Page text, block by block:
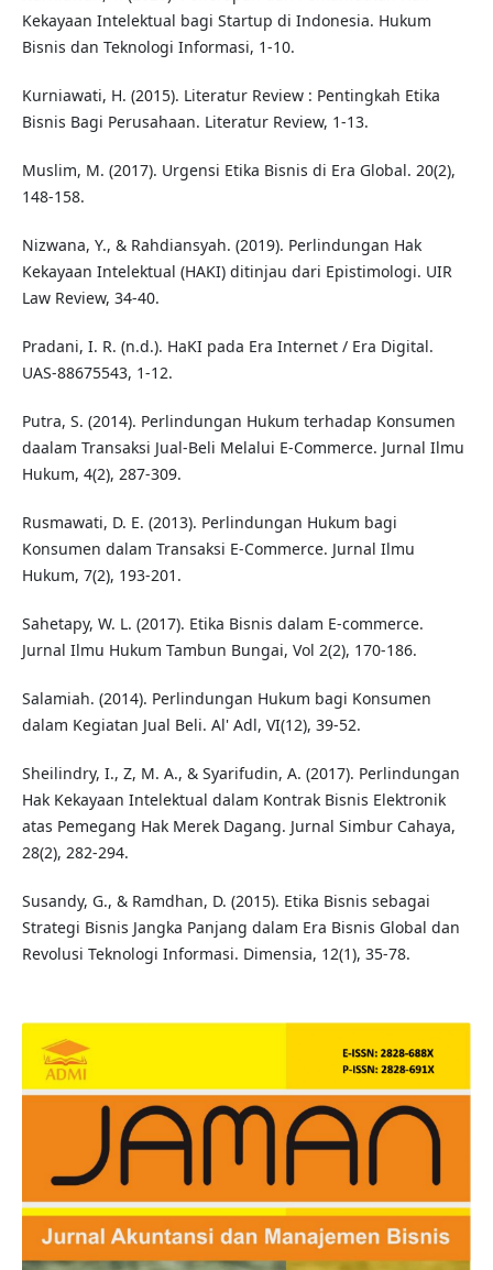
Kekayaan Intelektual bagi Startup di Indonesia. Hukum
Bisnis dan Teknologi Informasi, 1-10.
Kurniawati, H. (2015). Literatur Review : Pentingkah Etika
Bisnis Bagi Perusahaan. Literatur Review, 1-13.
Muslim, M. (2017). Urgensi Etika Bisnis di Era Global. 20(2),
148-158.
Nizwana, Y., & Rahdiansyah. (2019). Perlindungan Hak
Kekayaan Intelektual (HAKI) ditinjau dari Epistimologi. UIR
Law Review, 34-40.
Pradani, I. R. (n.d.). HaKI pada Era Internet / Era Digital.
UAS-88675543, 1-12.
Putra, S. (2014). Perlindungan Hukum terhadap Konsumen
daalam Transaksi Jual-Beli Melalui E-Commerce. Jurnal Ilmu
Hukum, 4(2), 287-309.
Rusmawati, D. E. (2013). Perlindungan Hukum bagi
Konsumen dalam Transaksi E-Commerce. Jurnal Ilmu
Hukum, 7(2), 193-201.
Sahetapy, W. L. (2017). Etika Bisnis dalam E-commerce.
Jurnal Ilmu Hukum Tambun Bungai, Vol 2(2), 170-186.
Salamiah. (2014). Perlindungan Hukum bagi Konsumen
dalam Kegiatan Jual Beli. Al' Adl, VI(12), 39-52.
Sheilindry, I., Z, M. A., & Syarifudin, A. (2017). Perlindungan
Hak Kekayaan Intelektual dalam Kontrak Bisnis Elektronik
atas Pemegang Hak Merek Dagang. Jurnal Simbur Cahaya,
28(2), 282-294.
Susandy, G., & Ramdhan, D. (2015). Etika Bisnis sebagai
Strategi Bisnis Jangka Panjang dalam Era Bisnis Global dan
Revolusi Teknologi Informasi. Dimensia, 12(1), 35-78.